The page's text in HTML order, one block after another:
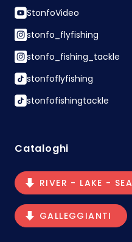
StonfoVideo
stonfo_flyfishing
stonfo_fishing_tackle
stonfoflyfishing
stonfofishingtackle
Cataloghi
RIVER - LAKE - SEA
GALLEGGIANTI